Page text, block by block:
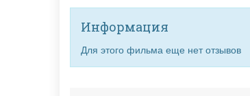
Информация
Для этого фильма еще нет отзывов